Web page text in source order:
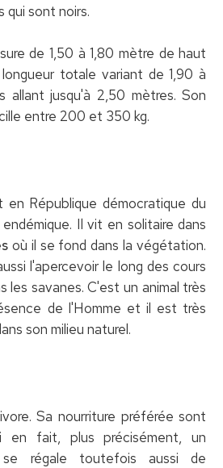
qui sont noirs.
de 1,50 à 1,80 mètre de haut
totale variant de 1,90 à
allant jusqu'à 2,50 mètres. Son
entre 200 et 350 kg.
en République démocratique du
Il vit en solitaire dans
où il se fond dans la végétation.
l'apercevoir le long des cours
les savanes. C'est un animal très
de l'Homme et il est très
son milieu naturel.
Sa nourriture préférée sont
en fait, plus précisément, un
régale toutefois aussi de